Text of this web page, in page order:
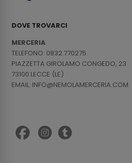
DOVE TROVARCI
MERCERIA
TELEFONO: 0832 770275
PIAZZETTA GIROLAMO CONGEDO, 23
73100 LECCE (LE)
EMAIL: INFO@NEMOLAMERCERIA.COM